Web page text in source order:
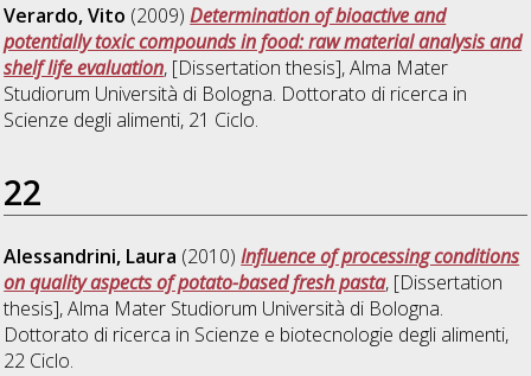
Verardo, Vito (2009)Determination of bioactive and
potentially toxic compounds in food: raw material analysis and
shelf life evaluation, [Dissertation thesis], Alma Mater
Studiorum Università di Bologna. Dottorato di ricerca in
Scienze degli alimenti, 21 Ciclo.
22
Alessandrini, Laura (2010)Influence of processing conditions
on quality aspects of potato-based fresh pasta, [Dissertation
thesis], Alma Mater Studiorum Università di Bologna.
Dottorato di ricerca in Scienze e biotecnologie degli alimenti,
22 Ciclo.